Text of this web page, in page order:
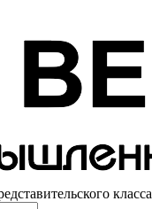
класса